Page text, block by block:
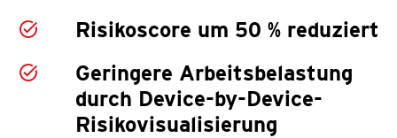
Risikoscore um 50 % reduziert
Geringere Arbeitsbelastung
durch Device-by-Device-
Risikovisualisierung